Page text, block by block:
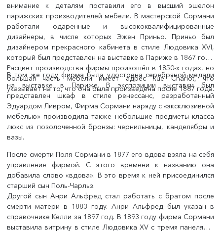
внимание к деталям поставили его в высший эшелон
парижских производителей мебели. В мастерской Сормани
работали одаренные и высококвалифицированные
дизайнеры, в числе которых Эжен Приньо. Приньо был
дизайнером прекрасного кабинета в стиле Людовика XVI,
который был представлен на выставке в Париже в 1867 году.
Расцвет производства фирмы произошёл в 1850-х годах, но
большая часть мебели имеет адрес Rue Charlot, что
указывает на то, что она была произведена после 1867 года.
В том же году фирма была удостоена серебряной медали
на выставке в Париже. В экспозиции выставки был
представлен шкаф в стиле ренессанс, разработанный
Эдуардом Ливром, Фирма Сормани наряду с «эксклюзивной
мебелью» производила также небольшие предметы класса
люкс из позолоченной бронзы: чернильницы, канделябры и
вазы.
После смерти Поля Сормани в 1877 его вдова взяла на себя
управление фирмой. С этого времени к названию она
добавила слово «вдова». В это время к ней присоединился
старший сын Поль-Чарльз.
Другой сын Анри Альфред стал работать с братом после
смерти матери в 1883 году. Анри Альфред был указан в
справочнике Келли за 1897 год. В 1893 году фирма Сормани
выставила витрину в стиле Людовика XV с тремя панелями,